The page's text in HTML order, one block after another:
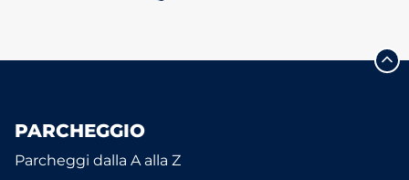
PARCHEGGIO
Parcheggi dalla A alla Z